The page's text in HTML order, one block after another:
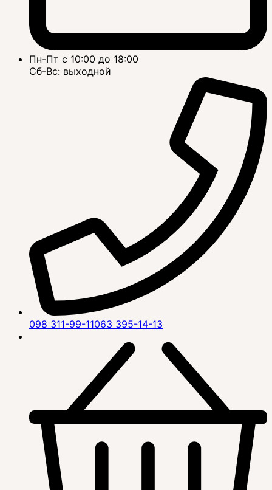
Пн-Пт с 10:00 до 18:00
Сб-Вс: выходной
098 311-99-11063 395-14-13